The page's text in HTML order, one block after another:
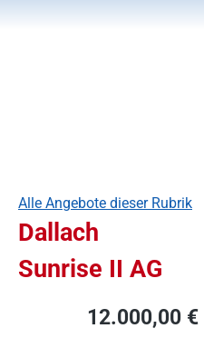
Alle Angebote dieser Rubrik
Dallach
Sunrise II AG
12.000,00 €